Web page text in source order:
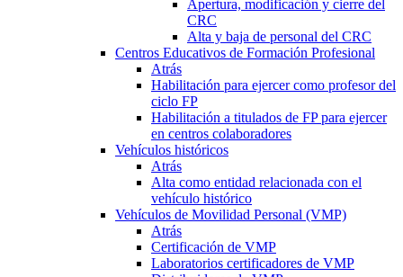
Apertura, modificación y cierre del
CRC
Alta y baja de personal del CRC
Centros Educativos de Formación Profesional
Atrás
Habilitación para ejercer como profesor del
ciclo FP
Habilitación a titulados de FP para ejercer
en centros colaboradores
Vehículos históricos
Atrás
Alta como entidad relacionada con el
vehículo histórico
Vehículos de Movilidad Personal (VMP)
Atrás
Certificación de VMP
Laboratorios certificadores de VMP